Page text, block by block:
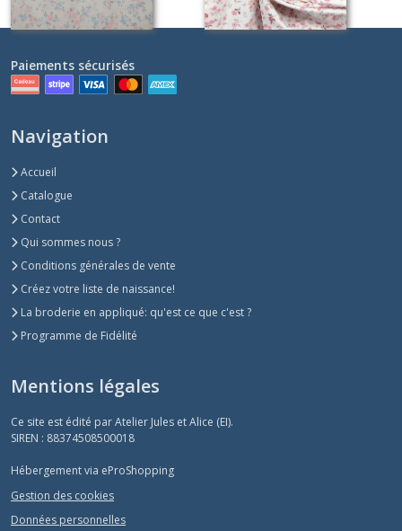
Paiements sécurisés
Navigation
Accueil
Catalogue
Contact
Qui sommes nous ?
Conditions générales de vente
Créez votre liste de naissance!
La broderie en appliqué: qu'est ce que c'est ?
Programme de Fidélité
Mentions légales
Ce site est édité par Atelier Jules et Alice (EI).
SIREN : 88374508500018
Hébergement via eProShopping
Gestion des cookies
Données personnelles